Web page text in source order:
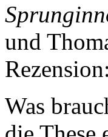
und
Was